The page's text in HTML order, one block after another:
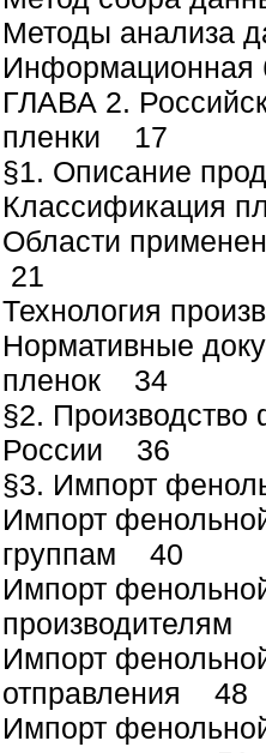
Методы анализа
Информационная
ГЛАВА 2.
пленки 17
§1. Описание
Классификация
Области
21
Технология
Нормативные
пленок 34
§2. Производство
России 36
§3. Импорт
Импорт
группам 40
Импорт
производителям
Импорт
отправления 48
Импорт